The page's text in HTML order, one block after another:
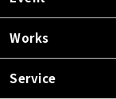
Works
Service